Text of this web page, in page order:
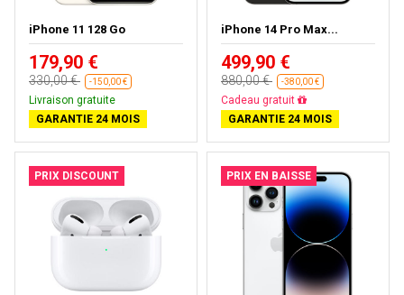
iPhone 11 128 Go
179,90 €
330,00 € -150,00 €
Livraison gratuite
GARANTIE 24 MOIS
iPhone 14 Pro Max...
499,90 €
880,00 € -380,00 €
Cadeau gratuit
GARANTIE 24 MOIS
PRIX DISCOUNT PRIX EN BAISSE